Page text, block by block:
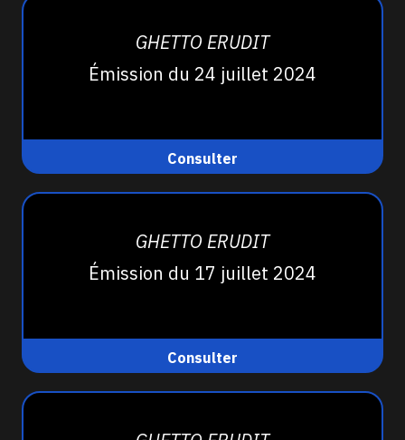
GHETTO ERUDIT
Émission du 24 juillet 2024
Consulter
GHETTO ERUDIT
Émission du 17 juillet 2024
Consulter